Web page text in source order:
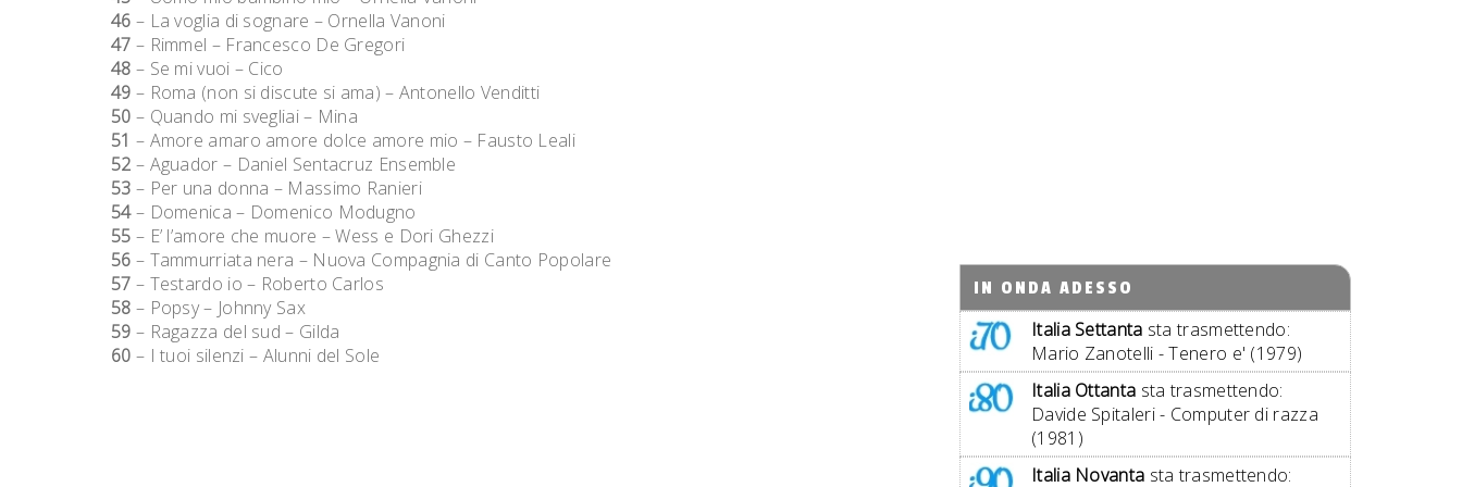
46 – La voglia di sognare – Ornella Vanoni
47 – Rimmel – Francesco De Gregori
48 – Se mi vuoi – Cico
49 – Roma (non si discute si ama) – Antonello Venditti
50 – Quando mi svegliai – Mina
51 – Amore amaro amore dolce amore mio – Fausto Leali
52 – Aguador – Daniel Sentacruz Ensemble
53 – Per una donna – Massimo Ranieri
54– Domenica – Domenico Modugno
55 – E’ l’amore che muore – Wess e Dori Ghezzi
56 – Tammurriata nera – Nuova Compagnia di Canto Popolare
57 – Testardo io – Roberto Carlos
58 – Popsy – Johnny Sax
59 – Ragazza del sud – Gilda
60 – I tuoi silenzi – Alunni del Sole
IN ONDA ADESSO
Italia Settanta sta trasmettendo:
Mario Zanotelli - Tenero e' (1979)
Italia Ottanta sta trasmettendo:
Davide Spitaleri - Computer di razza
(1981)
Italia Novanta sta trasmettendo: